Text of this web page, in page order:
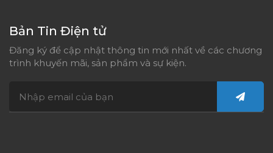
Bản Tin Điện tử
Đăng ký để cập nhật thông tin mới nhất về các chương
trình khuyến mãi, sản phẩm và sự kiện.